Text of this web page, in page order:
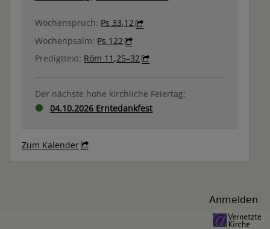
Wochenspruch: Ps 33,12
Wochenpsalm: Ps 122
Predigttext: Röm 11,25–32
Der nächste hohe kirchliche Feiertag:
04.10.2026 Erntedankfest
Zum Kalender
Anmelden